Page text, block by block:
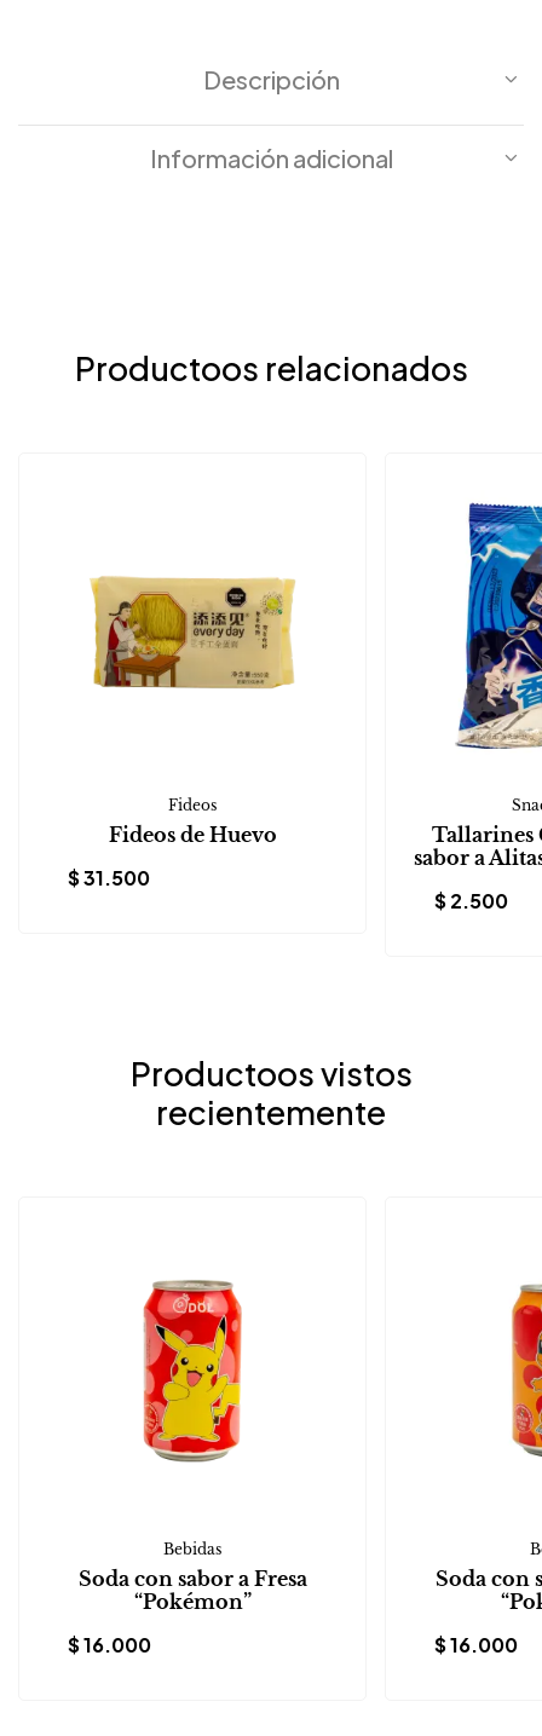
Descripción
Información adicional
Productoos relacionados
Fideos
Fideos de Huevo
$31.500
Tallarines
sabor a
$2.500
Productoos vistos
recientemente
Bebidas
Soda con sabor a Fresa
“Pokémon”
$16.000
Soda con
$16.000